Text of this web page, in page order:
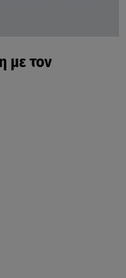
με τον